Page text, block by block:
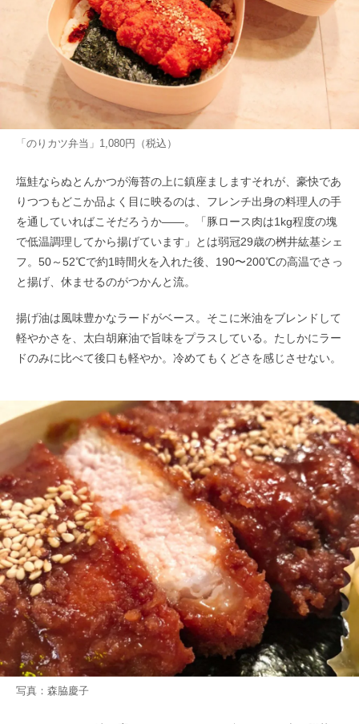
「のりカツ弁当」1,080円（税込）
塩鮭ならぬとんかつが海苔の上に鎮座ましますそれが、豪快であ
りつつもどこか品よく目に映るのは、フレンチ出身の料理人の手
を通していればこそだろうか――。「豚ロース肉は1kg程度の塊
で低温調理してから揚げています」とは弱冠29歳の桝井紘基シェ
フ。50～52℃で約1時間火を入れた後、190〜200℃の高温でさっ
と揚げ、休ませるのがつかんと流。
揚げ油は風味豊かなラードがベース。そこに米油をブレンドして
軽やかさを、太白胡麻油で旨味をプラスしている。たしかにラー
ドのみに比べて後口も軽やか。冷めてもくどさを感じさせない。
写真：森脇慶子